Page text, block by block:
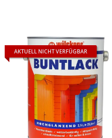
AKTUELL NICHT VERFÜGBAR